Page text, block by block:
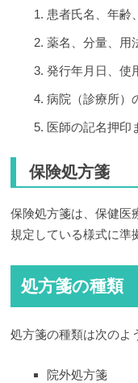
患者氏名、年齢
薬名、分量、用
発行年月日、使
病院（診療所）
医師の記名押印
保険処方箋
保険処方箋は、保健医
規定している様式に準
処方箋の種類
処方箋の種類は次のよ
院外処方箋